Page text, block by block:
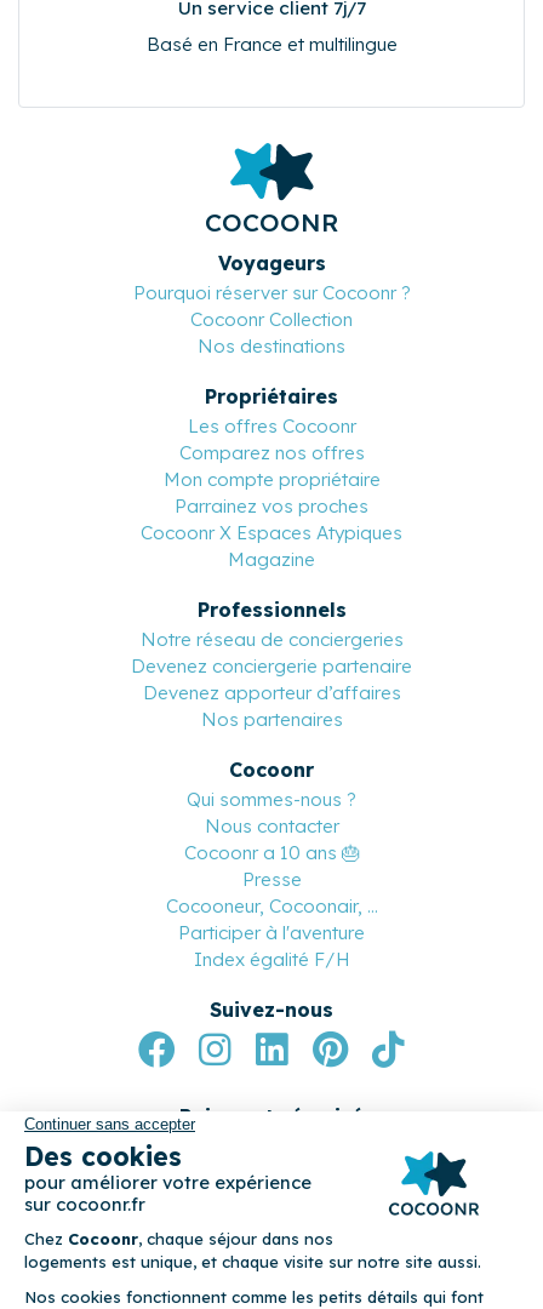
Annulation souple
Sur une grande sélection de logements
Un service client 7j/7
Basé en France et multilingue
COCOONR
Voyageurs
Pourquoi réserver sur Cocoonr ?
Cocoonr Collection
Nos destinations
Les offres Cocoonr
Comparez nos offres
Mon compte propriétaire
Parrainez vos proches
Cocoonr X Espaces Atypiques
Professionnels
Notre réseau de conciergeries
Devenez conciergerie partenaire
Devenez apporteur d’affaires
Nos partenaires
Cocoonr
Nous contacter
Cocoonr a 10 ans 🎂
Presse
Participer à l'aventure
Suivez-nous
Paiement sécurisé